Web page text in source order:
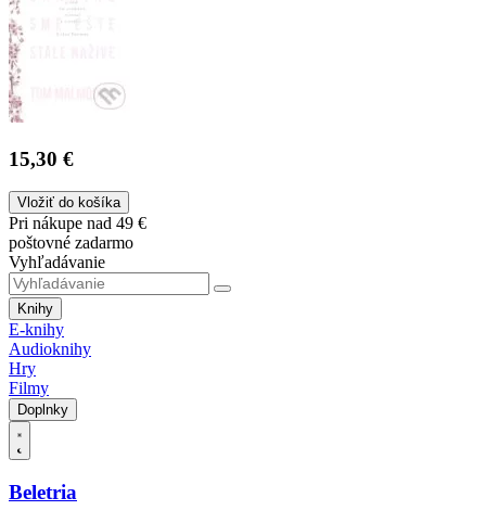
15,30 €
Vložiť do košíka
Pri nákupe nad 49 €
poštovné zadarmo
Vyhľadávanie
Knihy
E-knihy
Audioknihy
Hry
Filmy
Doplnky
Beletria